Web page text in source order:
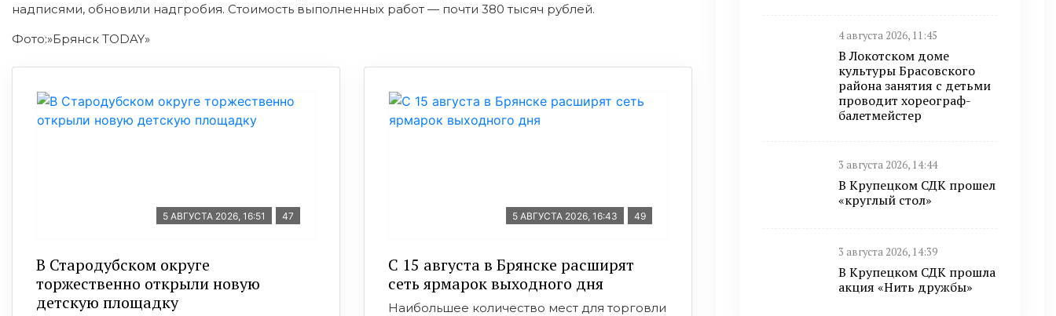
надписями, обновили надгробия. Стоимость выполненных работ — почти 380 тысяч рублей.
Фото:»Брянск TODAY»
5 АВГУСТА 2026, 16:51 47
В Стародубском округе
торжественно открыли новую
детскую площадку
5 АВГУСТА 2026, 16:43 49
С 15 августа в Брянске расширят
сеть ярмарок выходного дня
Наибольшее количество мест для торговли
4 августа 2026, 11:45
В Локотском доме
культуры Брасовского
района занятия с детьми
проводит хореограф-
балетмейстер
3 августа 2026, 14:44
В Крупецком СДК прошел
«круглый стол»
3 августа 2026, 14:39
В Крупецком СДК прошла
акция «Нить дружбы»